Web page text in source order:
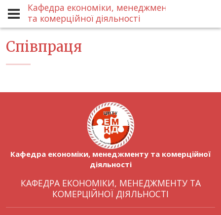
Кафедра економіки, менеджменту
та комерційної діяльності
Співпраця
Співпраця
Кафедра економіки, менеджменту та комерційної
діяльності
КАФЕДРА ЕКОНОМІКИ, МЕНЕДЖМЕНТУ ТА
КОМЕРЦІЙНОЇ ДІЯЛЬНОСТІ